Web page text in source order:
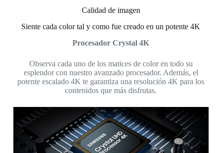
Calidad de imagen
Siente cada color tal y como fue creado en un potente 4K
Procesador Crystal 4K
Observa cada uno de los matices de color en todo su
esplendor con nuestro avanzado procesador. Además, el
potente escalado 4K te garantiza una resolución 4K para los
contenidos que más disfrutas.